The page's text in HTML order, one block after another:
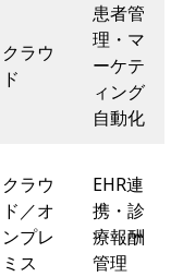
クラウ
ド
患者管
理・マ
ーケテ
ィング
自動化
クラウ
ド／オ
ンプレ
ミス
EHR連
携・診
療報酬
管理